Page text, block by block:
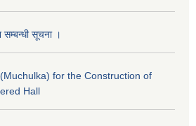
सम्बन्धी सूचना ।
for the Construction of
Hall